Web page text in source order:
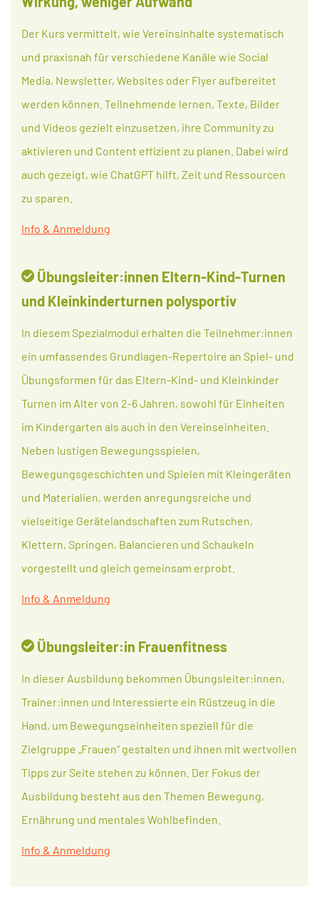
Der Kurs vermittelt, wie Vereinsinhalte systematisch
und praxisnah für verschiedene Kanäle wie Social
Media, Newsletter, Websites oder Flyer aufbereitet
werden können. Teilnehmende lernen, Texte, Bilder
und Videos gezielt einzusetzen, ihre Community zu
aktivieren und Content effizient zu planen. Dabei wird
auch gezeigt, wie ChatGPT hilft, Zeit und Ressourcen
zu sparen.
Info & Anmeldung
Übungsleiter:innen Eltern-Kind-Turnen
und Kleinkinderturnen polysportiv
In diesem Spezialmodul erhalten die Teilnehmer:innen
ein umfassendes Grundlagen-Repertoire an Spiel- und
Übungsformen für das Eltern-Kind- und Kleinkinder
Turnen im Alter von 2-6 Jahren, sowohl für Einheiten
im Kindergarten als auch in den Vereinseinheiten.
Neben lustigen Bewegungsspielen,
Bewegungsgeschichten und Spielen mit Kleingeräten
und Materialien, werden anregungsreiche und
vielseitige Gerätelandschaften zum Rutschen,
Klettern, Springen, Balancieren und Schaukeln
vorgestellt und gleich gemeinsam erprobt.
Info & Anmeldung
Übungsleiter:in Frauenfitness
In dieser Ausbildung bekommen Übungsleiter:innen,
Trainer:innen und Interessierte ein Rüstzeug in die
Hand, um Bewegungseinheiten speziell für die
Zielgruppe „Frauen“ gestalten und ihnen mit wertvollen
Tipps zur Seite stehen zu können. Der Fokus der
Ausbildung besteht aus den Themen Bewegung,
Ernährung und mentales Wohlbefinden.
Info & Anmeldung